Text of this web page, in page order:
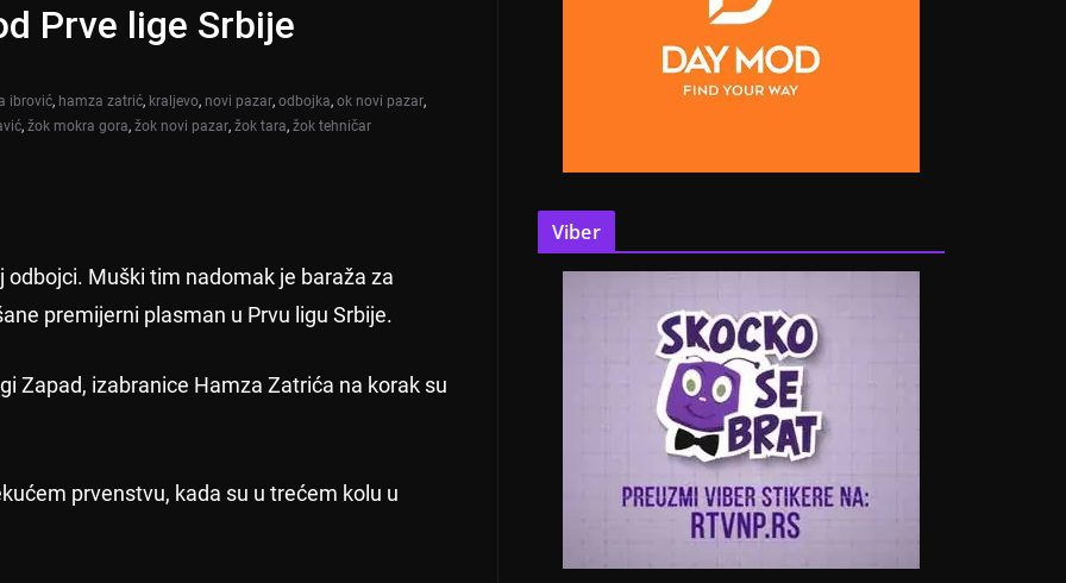
Prve lige Srbije
ibrović, hamza zatrić, kraljevo, novi pazar, odbojka, ok novi pazar,
, žok mokra gora, žok novi pazar, žok tara, žok tehničar
Muški tim nadomak je baraža za
premijerni plasman u Prvu ligu Srbije.
Zapad, izabranice Hamza Zatrića na korak su
prvenstvu, kada su u trećem kolu u
Viber